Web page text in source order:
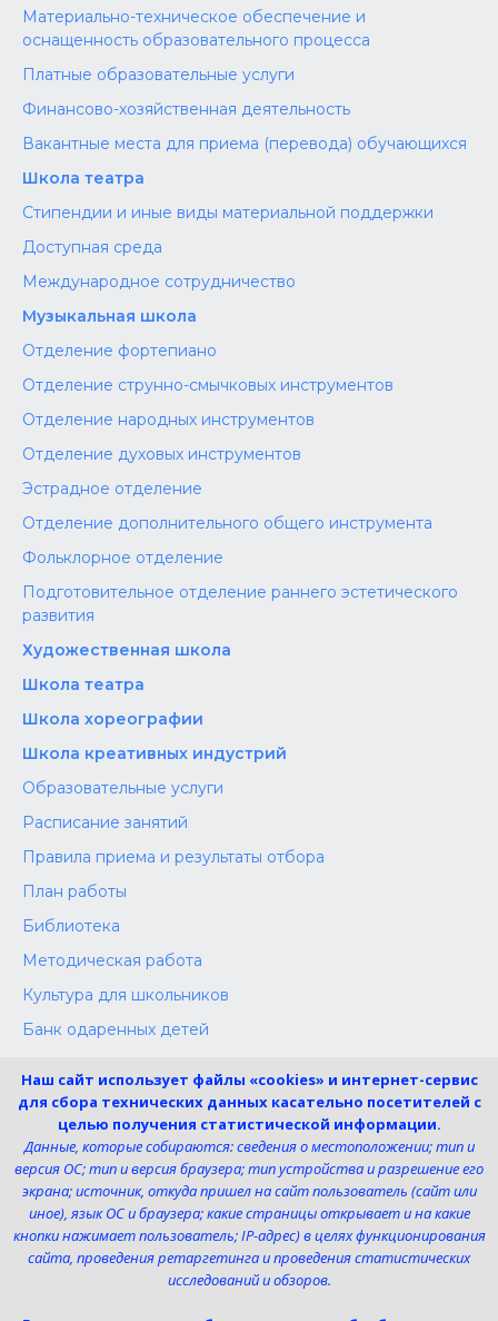
Материально-техническое обеспечение и
оснащенность образовательного процесса
Платные образовательные услуги
Финансово-хозяйственная деятельность
Вакантные места для приема (перевода) обучающихся
Школа театра
Стипендии и иные виды материальной поддержки
Доступная среда
Международное сотрудничество
Музыкальная школа
Отделение фортепиано
Отделение струнно-смычковых инструментов
Отделение народных инструментов
Отделение духовых инструментов
Эстрадное отделение
Отделение дополнительного общего инструмента
Фольклорное отделение
Подготовительное отделение раннего эстетического
развития
Художественная школа
Школа‌‌‌‌ театра
Школа хореографии
Школа креативных индустрий
Образовательные услуги
Расписание занятий
Правила приема и результаты отбора
План работы
Библиотека
Методическая работа
Культура для школьников
Банк одаренных детей
Независимая оценка
Меры поддержки участников СВО
Телефон:
8 (4725) 240725
Электронная почта:
uk-dshi1@belgov.ru
Наш сайт использует файлы «cookies» и интернет-сервис
для сбора технических данных касательно посетителей с
целью получения статистической информации.
Данные, которые собираются: сведения о местоположении; тип и
версия ОС; тип и версия браузера; тип устройства и разрешение его
экрана; источник, откуда пришел на сайт пользователь (сайт или
иное), язык ОС и браузера; какие страницы открывает и на какие
кнопки нажимает пользователь; IP-адрес) в целях функционирования
сайта, проведения ретаргетинга и проведения статистических
исследований и обзоров.